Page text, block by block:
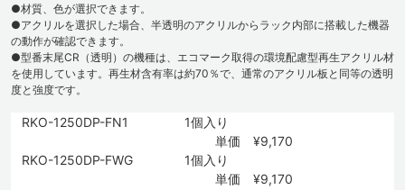
●材質、色が選択できます。
●アクリルを選択した場合、半透明のアクリルからラック内部に搭載した機器
の動作が確認できます。
●型番末尾CR（透明）の機種は、エコマーク取得の環境配慮型再生アクリル材
を使用しています。再生材含有率は約70％で、通常のアクリル板と同等の透明
度と強度です。
RKO-1250DP-FN1
1個入り
単価 ¥9,170
RKO-1250DP-FWG
1個入り
単価 ¥9,170